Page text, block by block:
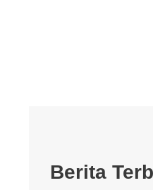
Berita